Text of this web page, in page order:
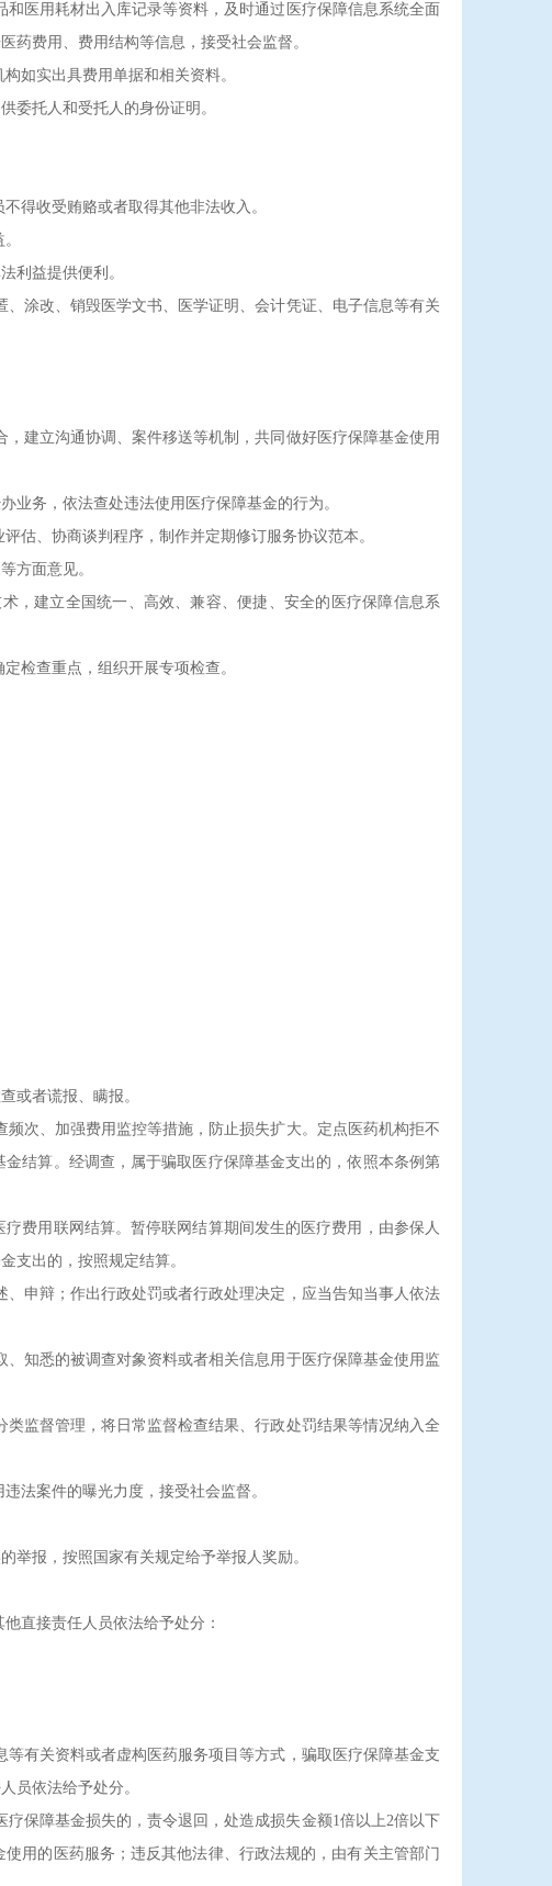
医用耗材出入库记录等资料，及时通过医疗保障信息系统全面
药费用、费用结构等信息，接受社会监督。
如实出具费用单据和相关资料。
托人和受托人的身份证明。
得收受贿赂或者取得其他非法收入。
利益提供便利。
涂改、销毁医学文书、医学证明、会计凭证、电子信息等有关
建立沟通协调、案件移送等机制，共同做好医疗保障基金使用
务，依法查处违法使用医疗保障基金的行为。
、协商谈判程序，制作并定期修订服务协议范本。
方面意见。
建立全国统一、高效、兼容、便捷、安全的医疗保障信息系
检查重点，组织开展专项检查。
或者谎报、瞒报。
次、加强费用监控等措施，防止损失扩大。定点医药机构拒不
结算。经调查，属于骗取医疗保障基金支出的，依照本条例第
用联网结算。暂停联网结算期间发生的医疗费用，由参保人
支出的，按照规定结算。
申辩；作出行政处罚或者行政处理决定，应当告知当事人依法
知悉的被调查对象资料或者相关信息用于医疗保障基金使用监
监督管理，将日常监督检查结果、行政处罚结果等情况纳入全
法案件的曝光力度，接受社会监督。
报，按照国家有关规定给予举报人奖励。
直接责任人员依法给予处分：
有关资料或者虚构医药服务项目等方式，骗取医疗保障基金支
员依法给予处分。
保障基金损失的，责令退回，处造成损失金额1倍以上2倍以下
用的医药服务；违反其他法律、行政法规的，由有关主管部门